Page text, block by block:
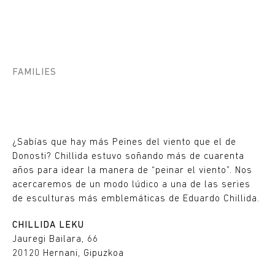
FAMILIES
¿Sabías que hay más Peines del viento que el de
Donosti? Chillida estuvo soñando más de cuarenta
años para idear la manera de “peinar el viento”. Nos
acercaremos de un modo lúdico a una de las series
de esculturas más emblemáticas de Eduardo Chillida.
CHILLIDA LEKU
Jauregi Bailara, 66
20120 Hernani, Gipuzkoa